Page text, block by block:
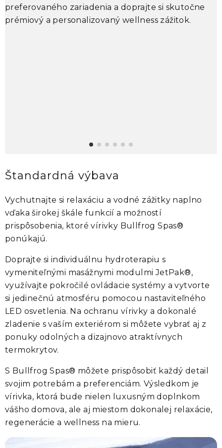
preferovaného zariadenia a doprajte si skutočne
prémiový a personalizovaný wellness zážitok.
Štandardná výbava
Vychutnajte si relaxáciu a vodné zážitky naplno
vďaka širokej škále funkcií a možností
prispôsobenia, ktoré vírivky Bullfrog Spas®
ponúkajú.
Doprajte si individuálnu hydroterapiu s
vymeniteľnými masážnymi modulmiJetPak®,
využívajte pokročilé ovládacie systémy a vytvorte
si jedinečnú atmosféru pomocou nastaviteľného
LED osvetlenia. Na ochranu vírivky a dokonalé
zladenie s vaším exteriérom si môžete vybrať aj z
ponuky odolných a dizajnovo atraktívnych
termokrytov.
S Bullfrog Spas® môžete prispôsobiť každý detail
svojim potrebám a preferenciám. Výsledkom je
vírivka, ktorá bude nielen luxusným doplnkom
vášho domova, ale aj miestom dokonalej relaxácie,
regenerácie a wellness na mieru.